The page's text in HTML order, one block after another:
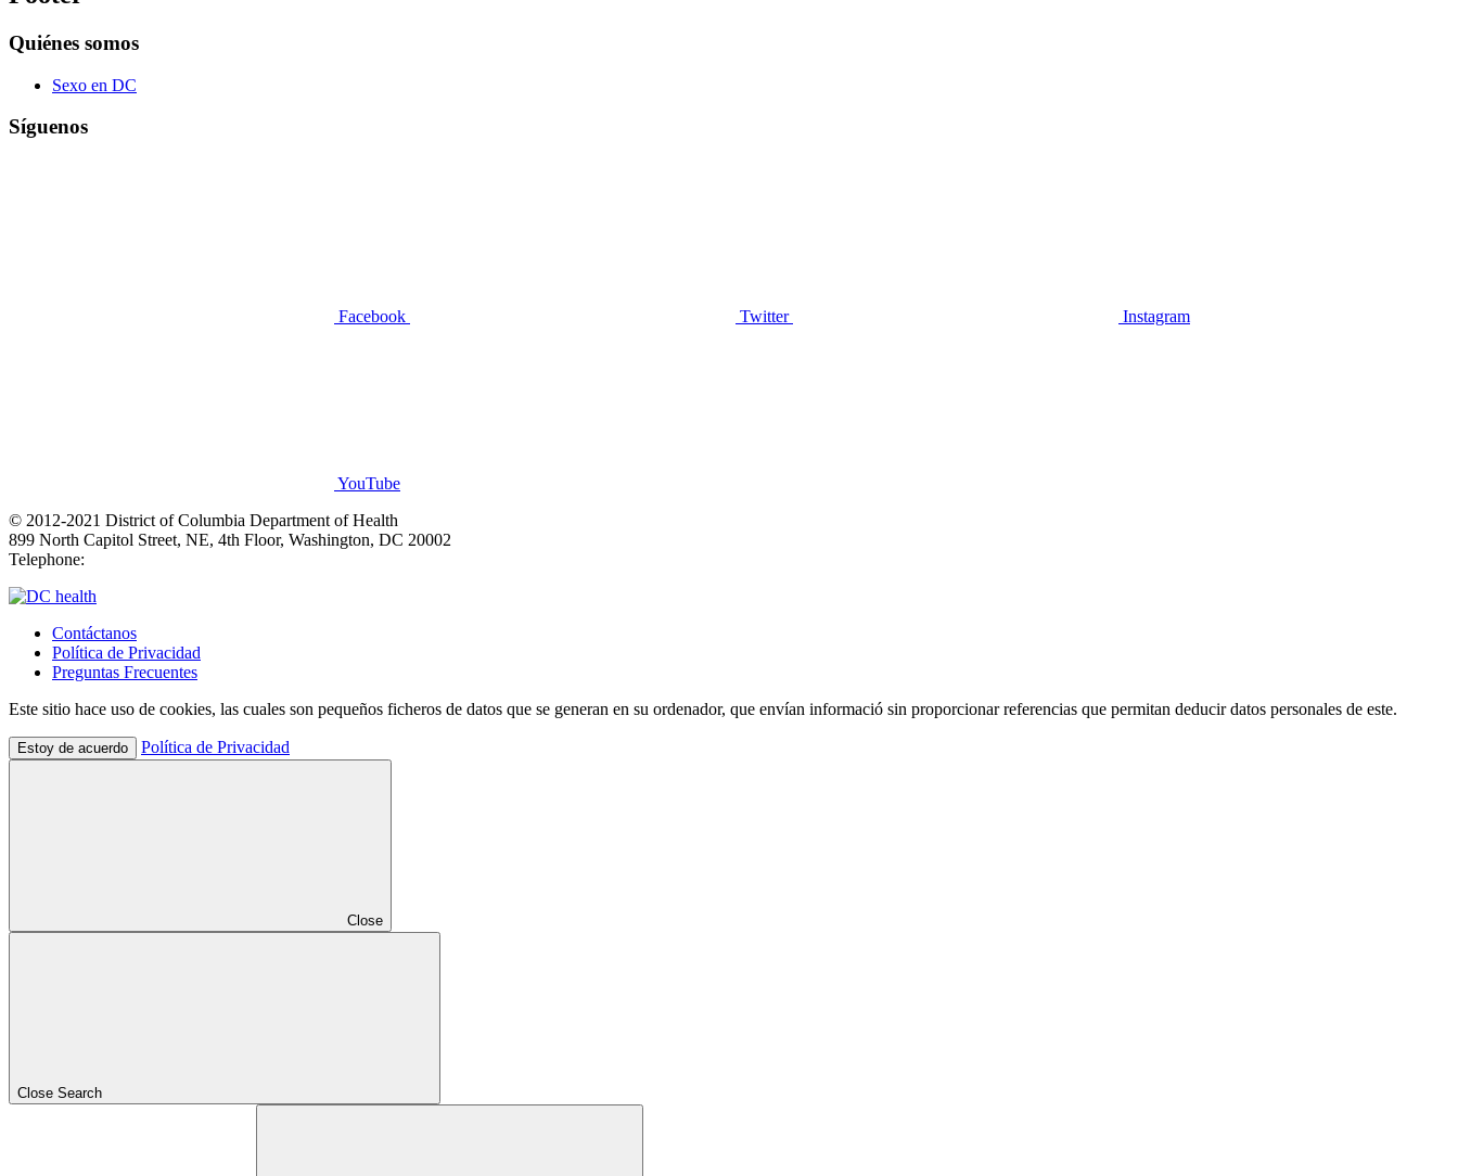
Quiénes somos
Sexo en DC
Síguenos
Facebook Twitter Instagram
YouTube
© 2012-2021 District of Columbia Department of Health
899 North Capitol Street, NE, 4th Floor, Washington, DC 20002
Telephone:
Contáctanos
Política de Privacidad
Preguntas Frecuentes
Este sitio hace uso de cookies, las cuales son pequeños ficheros de datos que se generan en su ordenador, que envían informació sin proporcionar referencias que permitan deducir datos personales de este.
Estoy de acuerdo Política de Privacidad
Close
Close Search